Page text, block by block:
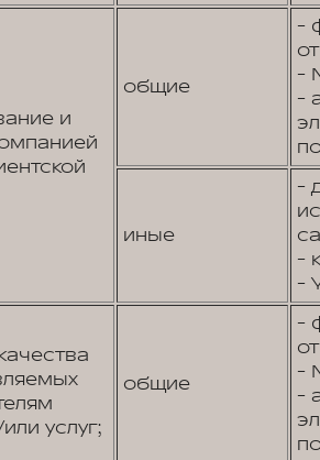
и
общие
-
-
-
иные
-
-
-
услуг;
общие
-
-
-